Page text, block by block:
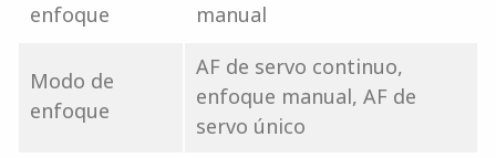
enfoque
manual
Modo de
enfoque
AF de servo continuo,
enfoque manual, AF de
servo único